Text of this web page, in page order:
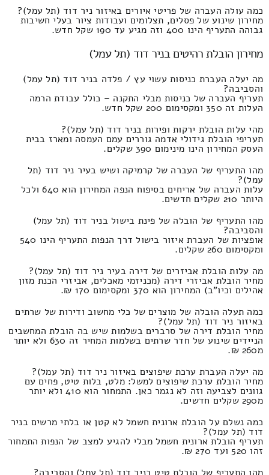
כמה עולה העברה של פריטי איורים באיזור ניר דוד (תל עמל)?
מחירון שינוע של פסלים, תצלומים ועבודות ציור בעלי חשיבות
גבוהה התעריף הינו 400 וזה מגיע עד 190 שקל חדש.
מחירון הובלת רהיטים בניר דוד (תל עמל)
מה יעלה העברת כניסות עשוי עץ / פלדה בניר דוד (תל עמל)
והסביבה?
תעריף העברה של כניסות מבלי התקנה – כולל עבודת הרמה
העלות זה 350 ומקסימום 200 שקל חדש.
מהי עלות הובלת ירקות ופירות בניר דוד (תל עמל)?
תעריפי הובלת גידולי אדמה גוררים עמם העמסה ומארז בבית
העסק המחירון הינו מינימום 390 שקלים.
מהו התעריף של העברה של קרמיקה ושיש בעיר ניר דוד (תל
עמל)?
עלות העברה של אריחים בסיפוח הנפה המחירון הוא 640 ולכל
היותר 210 שקלים חדשים.
מהו התעריף של הובלה של פינת בישול בניר דוד (תל עמל)
והסביבה?
אופציות של העברת איזור בישול דרך הנפות התעריף הינו 540
ומקסימום 260 שקלים.
מה עלות הובלת אביזרים של דירה בעיר ניר דוד (תל עמל)?
מחיר הובלת אביזרי דירה (מכניזמי מאכלים, אביזרי הכנת מזון
אהילים וכיו"ב) המחירון הוא 370 ומקסימום 170 ₪.
כמה תעלה הובלה של מוצרים של כלי מחשוב ודירות של שרתים
באיזור ניר דוד (תל עמל)?
מחיר הובלת דירה של סרברים בשלמות שיש בה הובלת המחשבים
הניידים שינוע של חדר שרתים בשלמות המחיר זה 630 ולא יותר
מ260 ₪.
מה יעלה העברת ערכת שיפוצים באיזור ניר דוד (תל עמל)?
מחיר הובלת ערכת שיפוצים למשל: מלט, בלות טיט, פחים עם
גוונים לצביעה וזה לא נגמר כאן. התמחור הוא 410 ולא יותר
מ290 שקלים חדשים.
כמה נשלם על הובלת ארונית חשמל לא קטן או בלתי מרשים בניר
דוד (תל עמל)?
תעריף הובלת ארונית חשמל מבלי להגיע למצב של הנפות התמחור
זהו 520 ועד 270 ₪.